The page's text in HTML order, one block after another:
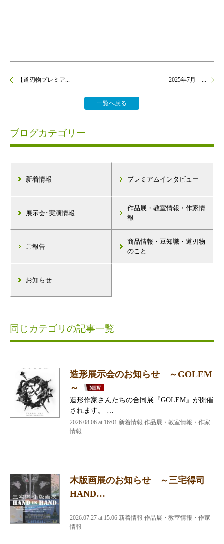
【道刃物プレミア...
一覧へ戻る
2025年7月 ...
ブログカテゴリー
新着情報 プレミアムインタビュー
展示会･実演情報
作品展・教室情報・作家情
報
ご報告
商品情報・豆知識・道刃物
のこと
お知らせ
同じカテゴリの記事一覧
造形展示会のお知らせ ～GOLEM
～
造形作家さんたちの合同展『GOLEM』が開催
されます。 …
2026.08.06 at 16:01 新着情報 作品展・教室情報・作家
情報
木版画展のお知らせ ～三宅得司
HAND…
2026.07.27 at 15:06 新着情報 作品展・教室情報・作家
情報